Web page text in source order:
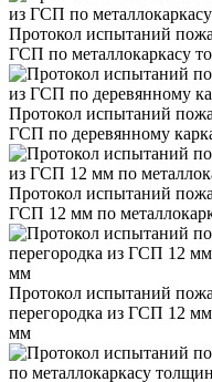
Протокол испытаний
ГСП по металлокаркасу
Протокол испытаний
ГСП по деревянному
Протокол испытаний
ГСП 12 мм по
Протокол испытаний
перегородка из ГСП 12
мм